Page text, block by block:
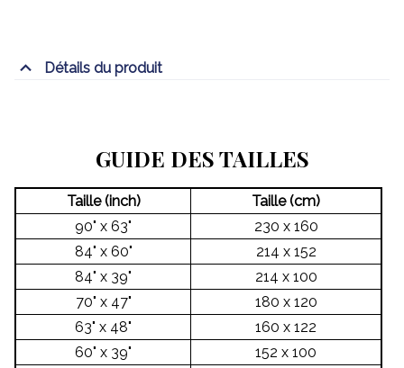
Détails du produit
GUIDE DES TAILLES
Taille (inch)
Taille (cm)
90" x 63"
230 x 160
84" x 60"
214 x 152
84" x 39"
214 x 100
70" x 47"
180 x 120
63" x 48"
160 x 122
60" x 39"
152 x 100